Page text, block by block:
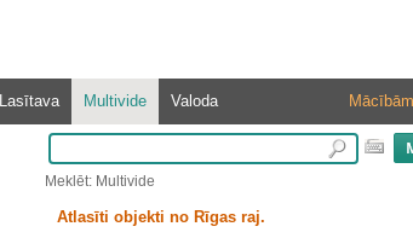
Lasītava Multivide Valoda Mācībām
Meklēt: Multivide
Atlasīti objekti no Rīgas raj.